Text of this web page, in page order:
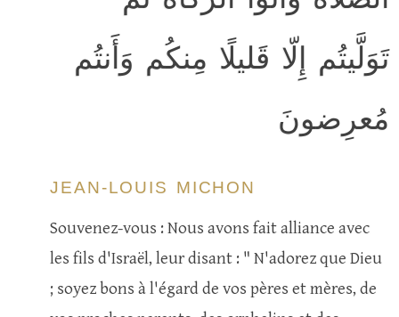
تَوَلَّيتُم إِلّا قَليلًا مِنكُم وَأَنتُم
مُعرِضونَ
JEAN-LOUIS MICHON
Souvenez-vous : Nous avons fait alliance avec
les fils d'Israël, leur disant : " N'adorez que Dieu
; soyez bons à l'égard de vos pères et mères, de